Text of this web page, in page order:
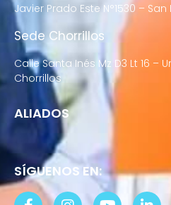
Javier Prado Este N°1530 – San
Sede Chorrillos
Calle Santa Inés Mz D3 Lt 16 –
Chorrillos
ALIADOS
SÍGUENOS EN: